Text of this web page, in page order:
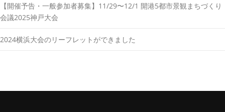
【開催予告・一般参加者募集】11/29〜12/1 開港5都市景観まちづくり
会議2025神戸大会
2024横浜大会のリーフレットができました